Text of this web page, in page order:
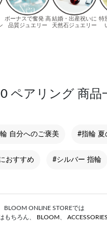
ペアリング 商品
自分へのご褒美 #指輪 夏
おすすめ #シルバー 指輪
BLOOM ONLINE STOREでは
もちろん、 BLOOM